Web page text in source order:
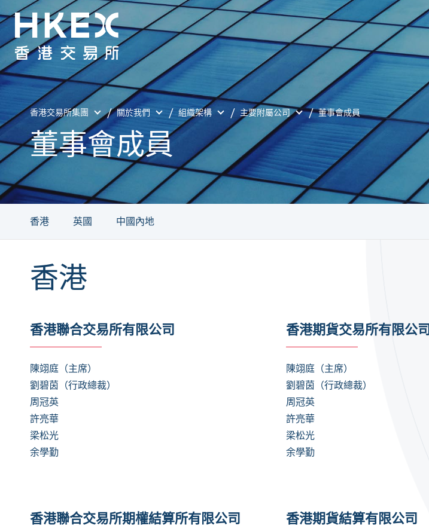
香港交易所集團 關於我們 組織架構 主要附屬公司 董事會成員
董事會成員
香港 英國 中國內地
香港
香港聯合交易所有限公司
陳翊庭（主席）
劉碧茵 （行政總裁）
周冠英
許亮華
梁松光
余學勤
香港期貨交易所有限公司
陳翊庭（主席）
劉碧茵 （行政總裁）
周冠英
許亮華
梁松光
余學勤
香港聯合交易所期權結算所有限公司 香港期貨結算有限公司